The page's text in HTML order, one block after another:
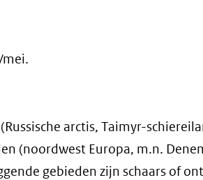
arctis, Taimyr-
(noordwest Europa, m.n.
gebieden zijn schaars of